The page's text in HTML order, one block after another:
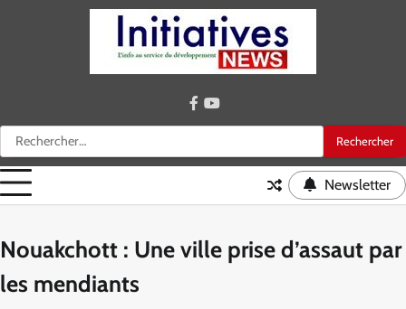
Rechercher :
facebook
youtube
Newsletter
Nouakchott : Une ville prise d’assaut par
les mendiants